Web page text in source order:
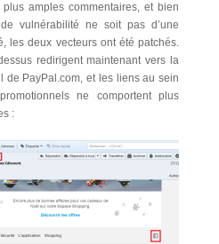
amples commentaires, et bien
vulnérabilité ne soit pas d’une
les deux vecteurs ont été patchés.
redirigent maintenant vers la
de PayPal.com, et les liens au sein
ne comportent plus
: